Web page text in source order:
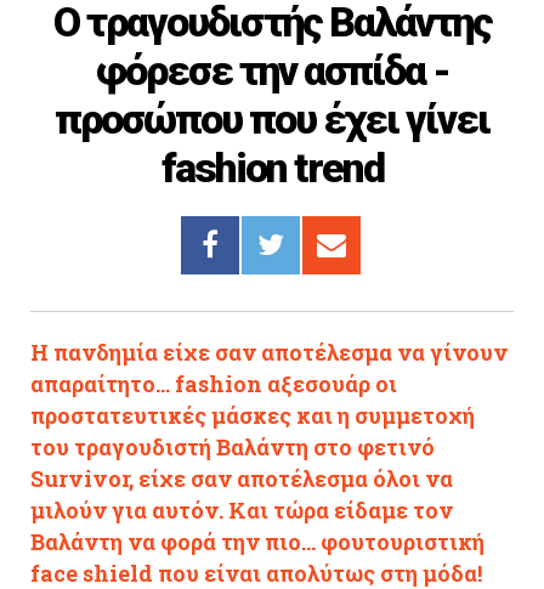
ΣΥΝΔΕΣΜΟΙ
Tv
Ο τραγουδιστής Βαλάντης
φόρεσε την ασπίδα -
προσώπου που έχει γίνει
fashion trend
Η πανδημία είχε σαν αποτέλεσμα να γίνουν
απαραίτητο... fashion αξεσουάρ οι
προστατευτικές μάσκες και η συμμετοχή
του τραγουδιστή Βαλάντη στο φετινό
Survivor, είχε σαν αποτέλεσμα όλοι να
μιλούν για αυτόν. Και τώρα είδαμε τον
Βαλάντη να φορά την πιο... φουτουριστική
face shield που είναι απολύτως στη μόδα!